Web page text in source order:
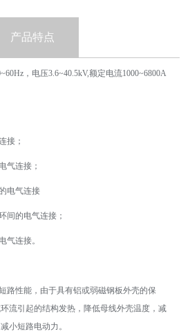
产品特点
，电压3.6~40.5kV,额定电流1000~6800A
接；
气连接；
电气连接
间的电气连接；
气连接。
路性能，由于具有铝或弱磁钢板外壳的保
流引起的结构发热，降低母线外壳温度，减
小短路电动力。